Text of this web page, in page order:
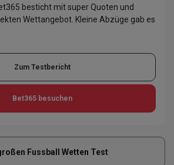
besticht mit super Quoten und
Wettangebot. Kleine Abzüge gab es
Zum Testbericht
Bet365 besuchen
Fussball Wetten Test